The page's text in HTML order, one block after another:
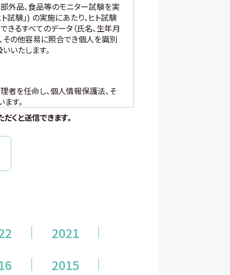
部外品、食品等のモニター試験を実
試験」) の実施にあたり、ヒト試験
るすべてのデータ（氏名、生年月
その他容易に照合でき個人を識別
いたします。
者を任命し、個人情報保護法、そ
す。
。
くと送信できます。
2021
2015